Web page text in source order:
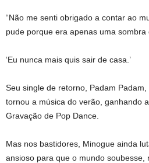
“Não me senti obrigado a contar ao
pude porque era apenas uma sombra
‘Eu nunca mais quis sair de casa.’
Seu single de retorno, Padam
tornou a música do verão, ganhando
Gravação de Pop Dance.
Mas nos bastidores, Minogue ainda
ansioso para que o mundo soubesse,